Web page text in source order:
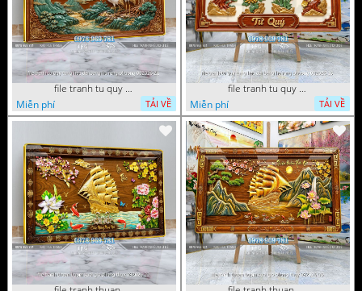
file tranh tu quy tung hac dai bang ho rong phuong 082026 21
Miễn phí
TẢI VỀ
file tranh tu quy tung hac dai bang ho rong phuong 082026 15
Miễn phí
TẢI VỀ